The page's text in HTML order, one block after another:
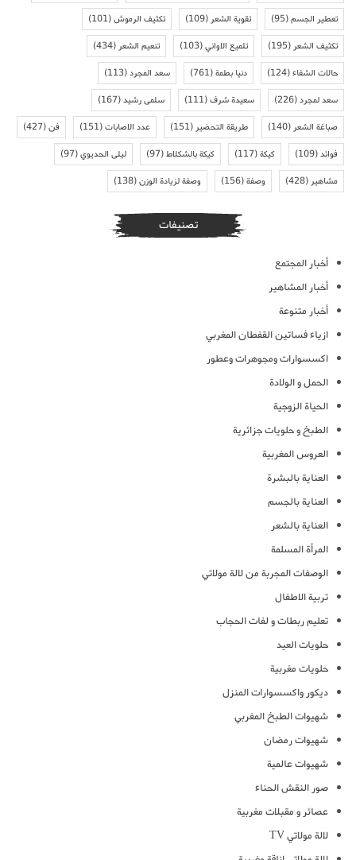
تعطير الجسم(95) تقوية الشعر(109) تكثيف الرموش(101)
تكثيف الشعر(195) تلميع الاواني(103) تنعيم الشعر(434)
حالات الشفاء(124) دنيا بطمة(761) سعد المجرد(113)
سعد لمجرد(226) سعيدة شرف(111) سلمى رشيد(167)
صباغة الشعر(140) طريقة التحضير(151) عدد الاصابات(151) فن(427)
فوائد(109) كيكة(117) كيكة بالشكلاط(97) ليلى الحديوي(97)
مشاهير(428) وصفة(156) وصفة لزيادة الوزن(138)
تصنيفات
أخبار المجتمع
أخبار المشاهير
أخبار متنوعة
ازياء فساتين القفطان المغربي
اكسسوارات ومجوهرات وعطور
الحمل و الولادة
الحياة الزوجية
الطبخ و حلويات جزائرية
العروس المغربية
العناية بالبشرة
العناية بالجسم
العناية بالشعر
المرأة المسلمة
الوصفات المجربة من لالة مولاتي
تربية الاطفال
تعليم ربطات و لفات الحجاب
حلويات العيد
حلويات مغربية
ديكور واكسسوارات المنزل
شهيوات الطبخ المغربي
شهيوات رمضان
شهيوات عالمية
صور النقش الحناء
عصائر و مقبلات مغربية
لالة مولاتي TV